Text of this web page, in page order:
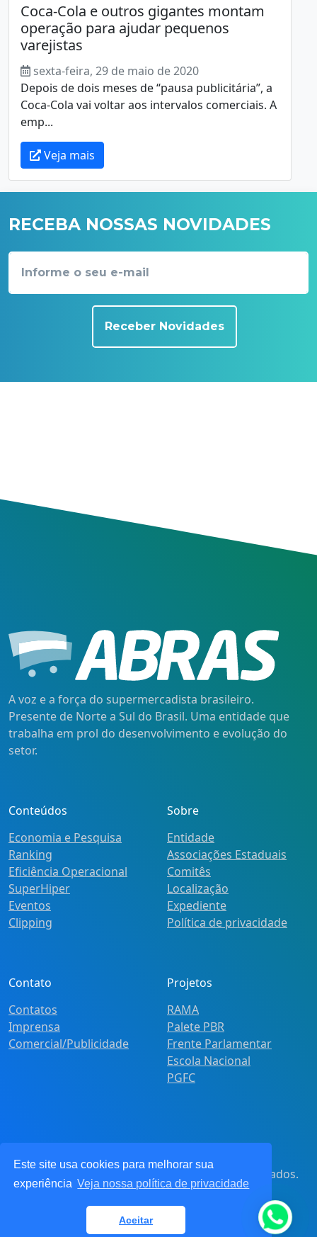
Este site usa cookies para melhorar sua
experiência Veja nossa política de privacidade
Aceitar
Coca-Cola e outros gigantes montam
operação para ajudar pequenos
varejistas
sexta-feira, 29 de maio de 2020
Depois de dois meses de “pausa publicitária”, a
Coca-Cola vai voltar aos intervalos comerciais. A
emp...
Veja mais
RECEBA NOSSAS NOVIDADES
Receber Novidades
A voz e a força do supermercadista brasileiro.
Presente de Norte a Sul do Brasil. Uma entidade que
trabalha em prol do desenvolvimento e evolução do
setor.
Conteúdos
Economia e Pesquisa
Ranking
Eficiência Operacional
SuperHiper
Eventos
Clipping
Sobre
Entidade
Associações Estaduais
Comitês
Localização
Expediente
Política de privacidade
Contato
Contatos
Imprensa
Comercial/Publicidade
Projetos
RAMA
Palete PBR
Frente Parlamentar
Escola Nacional
PGFC
Pot&Pracy
. Todos os direitos reservados.
CNPJ: 62.360.268.0001/91